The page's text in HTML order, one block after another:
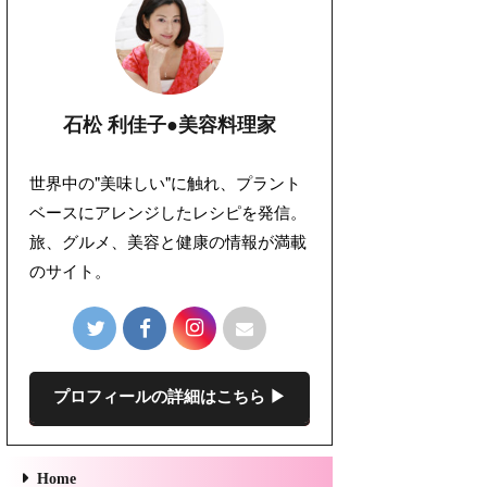
石松 利佳子●美容料理家
世界中の"美味しい"に触れ、プラント
ベースにアレンジしたレシピを発信。
旅、グルメ、美容と健康の情報が満載
のサイト。
プロフィールの詳細はこちら ▶︎
Home